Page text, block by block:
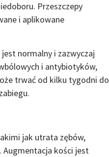
Przeszczepy
i aplikowane
normalny i zazwyczaj
i antybiotyków,
trwać od kilku tygodni do
jak utrata zębów,
Augmentacja kości jest